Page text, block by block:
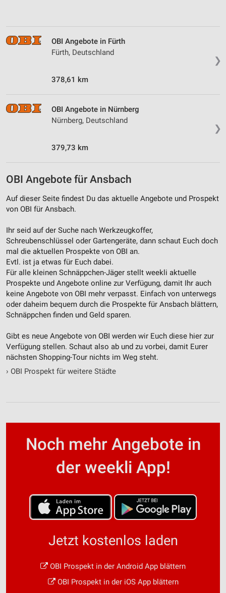
❯
OBI Angebote in Fürth
Fürth, Deutschland
378,61 km
❯
OBI Angebote in Nürnberg
Nürnberg, Deutschland
379,73 km
OBI Angebote für Ansbach
Auf dieser Seite findest Du das aktuelle Angebote und Prospekt
von OBI für Ansbach.
Ihr seid auf der Suche nach Werkzeugkoffer,
Schreubenschlüssel oder Gartengeräte, dann schaut Euch doch
mal die aktuellen Prospekte von OBI an.
Evtl. ist ja etwas für Euch dabei.
Für alle kleinen Schnäppchen-Jäger stellt weekli aktuelle
Prospekte und Angebote online zur Verfügung, damit Ihr auch
keine Angebote von OBI mehr verpasst. Einfach von unterwegs
oder daheim bequem durch die Prospekte für Ansbach blättern,
Schnäppchen finden und Geld sparen.
Gibt es neue Angebote von OBI werden wir Euch diese hier zur
Verfügung stellen. Schaut also ab und zu vorbei, damit Eurer
nächsten Shopping-Tour nichts im Weg steht.
› OBI Prospekt für weitere Städte
Noch mehr Angebote in
der weekli App!
Jetzt kostenlos laden
OBI Prospekt in der Android App blättern
OBI Prospekt in der iOS App blättern
Quellen
Entwicklung und Verbesserung der Angebote
Verwendung reduzierter Daten zur Auswahl von
Verwendung genauer Standortdaten
Informationen identifizieren
Notwendig
Performance
Werbung